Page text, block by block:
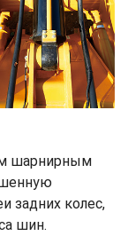
шарнирным
задних колес,
шин.